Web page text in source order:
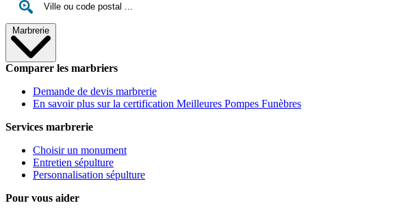
Marbrerie
Comparer les marbriers
Demande de devis marbrerie
En savoir plus sur la certification Meilleures Pompes Funèbres
Services marbrerie
Choisir un monument
Entretien sépulture
Personnalisation sépulture
Pour vous aider